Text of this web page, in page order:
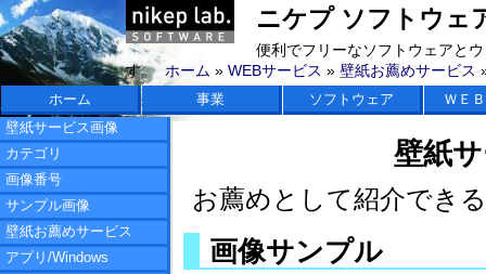
ニケプ ソフトウェ
便利でフリーなソフトウェアと
す。 ホーム »WEBサービス »壁紙お薦めサービス
ホーム 事業 ソフトウェア
ＷＥ
壁紙サービス画像
カテゴリ
画像番号
サンプル画像
壁紙お薦めサービス
アプリ/Windows
壁紙
お薦めとして紹介でき
画像サンプル